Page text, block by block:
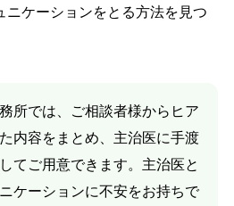
ニケーションをとる方法を見つ
所では、ご相談者様からヒア
内容をまとめ、主治医に手渡
てご用意できます。主治医と
ケーションに不安をお持ちで